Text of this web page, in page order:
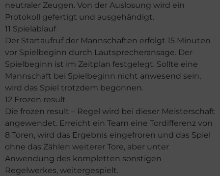
neutraler Zeugen. Von der Auslosung wird ein
Protokoll gefertigt und ausgehändigt.
11 Spielablauf
Der Startaufruf der Mannschaften erfolgt 15 Minuten
vor Spielbeginn durch Lautsprecheransage. Der
Spielbeginn ist im Zeitplan festgelegt. Sollte eine
Mannschaft bei Spielbeginn nicht anwesend sein,
wird das Spiel trotzdem begonnen.
12 Frozen result
Die frozen result – Regel wird bei dieser Meisterschaft
angewendet. Erreicht ein Team eine Tordifferenz von
8 Toren, wird das Ergebnis eingefroren und das Spiel
ohne das Zählen weiterer Tore, aber unter
Anwendung des kompletten sonstigen
Regelwerkes, weitergespielt.